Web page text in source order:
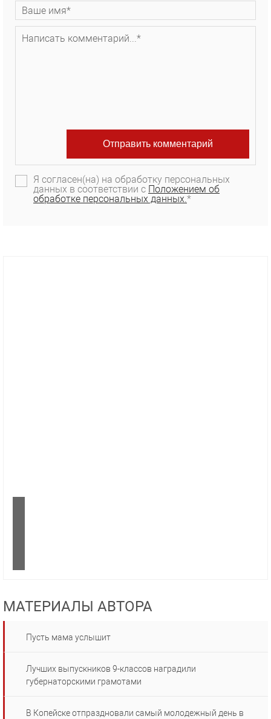
Я согласен(на) на обработку персональных
данных в соответствии с Положением об
обработке персональных данных.*
МАТЕРИАЛЫ АВТОРА
Пусть мама услышит
Лучших выпускников 9-классов наградили
губернаторскими грамотами
В Копейске отпраздновали самый молодежный день в